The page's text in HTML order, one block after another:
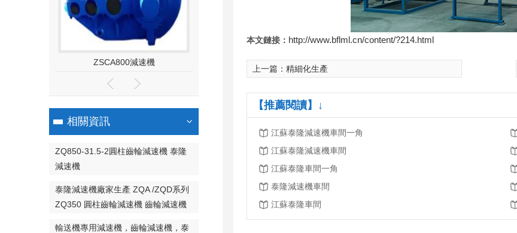
ZSCA800減速機 ZSC400-49.86-1減速機 ZSH165-90-1減速機
相關資訊
ZQ850-31.5-2圓柱齒輪減速機 泰隆
減速機
泰隆減速機廠家生產 ZQA /ZQD系列
ZQ350 圓柱齒輪減速機 齒輪減速機
輸送機專用減速機，齒輪減速機，泰
本文鏈接： http://www.bflml.cn/content/?214.html
上一篇： 精細化生產
【推薦閱讀】↓
江蘇泰隆減速機車間一角
江蘇泰隆減速機車間
江蘇泰隆車間一角
泰隆減速機車間
江蘇泰隆車間